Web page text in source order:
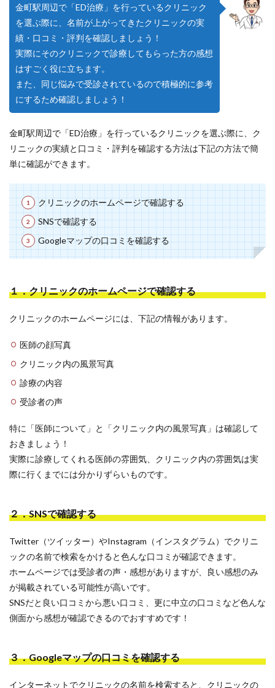
金町駅周辺で「ED治療」を行っているクリニック
を選ぶ際に、名前が上がってきたクリニックの実
績・口コミ・評判を確認しましょう！
実際にそのクリニックで診療してもらった方の感想
はすごく役に立ちます。
また、同じ悩みで受診されているので積極的に参考
にするため確認しましょう！
金町駅周辺で「ED治療」を行っているクリニックを選ぶ際に、ク
リニックの実績と口コミ・評判を確認する方法は下記の方法で簡
単に確認ができます。
クリニックのホームページで確認する
SNSで確認する
Googleマップの口コミを確認する
１．クリニックのホームページで確認する
クリニックのホームページには、下記の情報があります。
医師の顔写真
クリニック内の風景写真
診療の内容
受診者の声
特に「医師について」と「クリニック内の風景写真」は確認して
おきましょう！
実際に診療してくれる医師の雰囲気、クリニック内の雰囲気は実
際に行くまでには分かりずらいものです。
２．SNSで確認する
Twitter（ツイッター）やInstagram（インスタグラム）でクリニ
ックの名前で検索をかけると色んな口コミが確認できます。
ホームページでは受診者の声・感想がありますが、良い感想のみ
が掲載されている可能性が高いです。
SNSだと良い口コミから悪い口コミ、更に中立の口コミなど色んな
側面から感想が確認できるのでおすすめです！
３．Googleマップの口コミを確認する
インターネットでクリニックの名前を検索すると、クリニックの